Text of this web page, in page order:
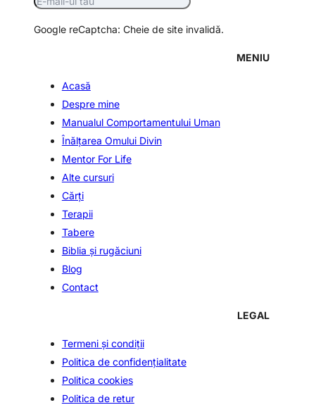
Google reCaptcha: Cheie de site invalidă.
MENIU
Acasă
Despre mine
Manualul Comportamentului Uman
Înălţarea Omului Divin
Mentor For Life
Alte cursuri
Cărți
Terapii
Tabere
Biblia şi rugăciuni
Blog
Contact
LEGAL
Termeni și condiții
Politica de confidenţialitate
Politica cookies
Politica de retur